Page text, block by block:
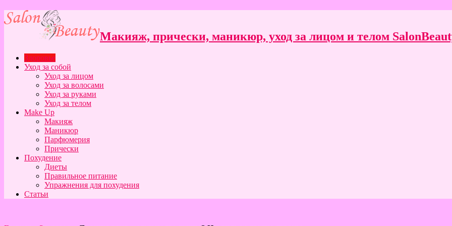
Макияж, прически, маникюр, уход за лицом и телом
Здоровье
Уход за собой
Уход за лицом
Уход за волосами
Уход за руками
Уход за телом
Make Up
Макияж
Маникюр
Парфюмерия
Прически
Похудение
Диеты
Правильное питание
Упражнения для похудения
Статьи